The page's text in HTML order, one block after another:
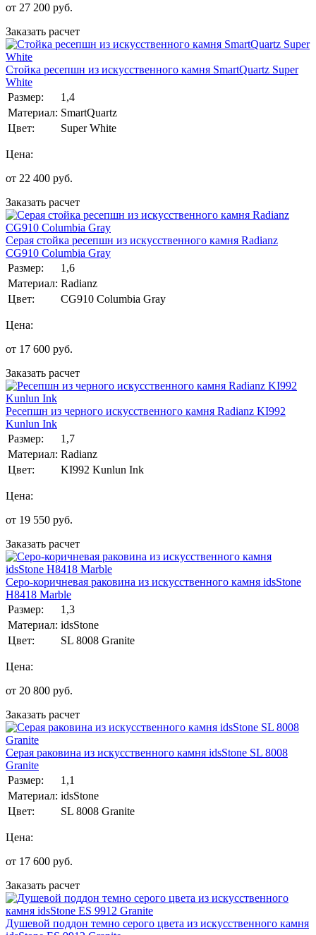
от 27 200 руб.
Заказать расчет
Стойка ресепшн из искусственного камня SmartQuartz Super
White
Размер:
1,4
Материал: SmartQuartz
Цвет:
Super White
Цена:
от 22 400 руб.
Заказать расчет
Серая стойка ресепшн из искусственного камня Radianz
CG910 Columbia Gray
Размер:
1,6
Материал: Radianz
Цвет:
CG910 Columbia Gray
Цена:
от 17 600 руб.
Заказать расчет
Ресепшн из черного искусственного камня Radianz KI992
Kunlun Ink
Размер:
1,7
Материал: Radianz
Цвет:
KI992 Kunlun Ink
Цена:
от 19 550 руб.
Заказать расчет
Серо-коричневая раковина из искусственного камня idsStone
H8418 Marble
Размер:
1,3
Материал: idsStone
Цвет:
SL 8008 Granite
Цена:
от 20 800 руб.
Заказать расчет
Серая раковина из искусственного камня idsStone SL 8008
Granite
Размер:
1,1
Материал: idsStone
Цвет:
SL 8008 Granite
Цена:
от 17 600 руб.
Заказать расчет
Душевой поддон темно серого цвета из искусственного камня